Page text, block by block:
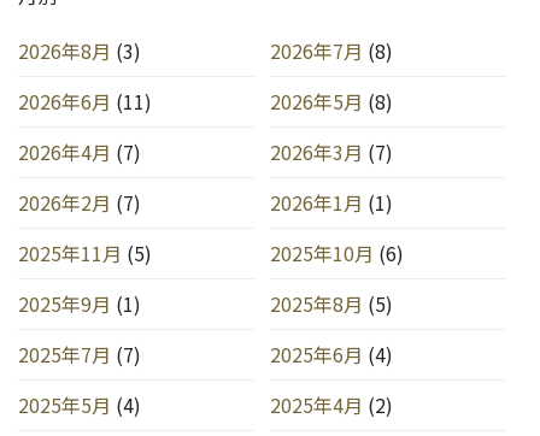
2026年8月 (3) 2026年7月 (8)
2026年6月 (11) 2026年5月 (8)
2026年4月 (7) 2026年3月 (7)
2026年2月 (7) 2026年1月 (1)
2025年11月 (5) 2025年10月 (6)
2025年9月 (1) 2025年8月 (5)
2025年7月 (7) 2025年6月 (4)
2025年5月 (4) 2025年4月 (2)